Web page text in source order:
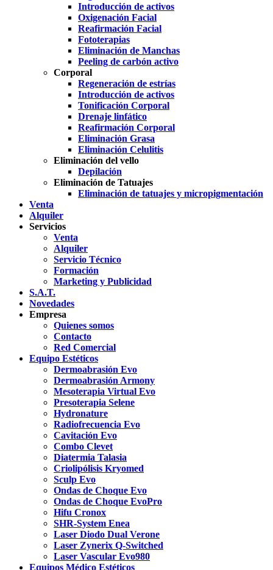
Introducción de activos
Oxigenación Facial
Reafirmación Facial
Fototerapias
Eliminación de Manchas
Peeling de carbón activo
Corporal
Regeneración de estrías
Introducción de activos
Tonificación Corporal
Drenaje linfático
Reafirmación Corporal
Eliminación Grasa
Eliminación Celulitis
Eliminación del vello
Depilación
Eliminación de Tatuajes
Eliminación de tatuajes y micropigmentación
Venta
Alquiler
Servicios
Venta
Alquiler
Servicio Técnico
Formación
Marketing y Publicidad
S.A.T.
Novedades
Empresa
Quienes somos
Contacto
Red Comercial
Equipo Estéticos
Dermoabrasión Evo
Dermoabrasión Armony
Mesoterapia Virtual Evo
Presoterapia Selene
Hydronature
Radiofrecuencia Evo
Cavitación Evo
Combo Clevet
Diatermia Talasia
Criolipólisis Kryomed
Sculp Evo
Ondas de Choque Evo
Ondas de Choque EvoPro
Hifu Cronox
SHR-System Enea
Laser Diodo Dual Verone
Laser Zynerix Q-Switched
Laser Vascular Evo980
Equipos Médico Estéticos